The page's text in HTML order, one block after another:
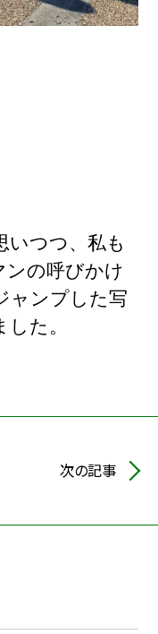
いつつ、私も
ンの呼びかけ
ャンプした写
た。
次の記事